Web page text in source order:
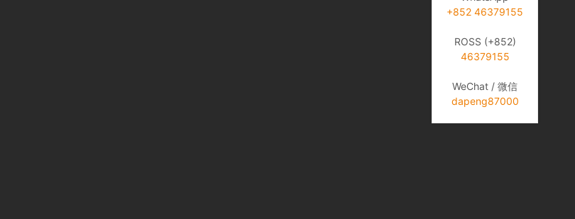
+852 46379155
ROSS (+852)
46379155
WeChat / 微信
dapeng87000